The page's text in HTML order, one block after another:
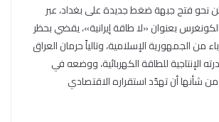
نحو فتح جبهة ضغط جديدة على بغداد، عبر
بعنوان «لا طاقة إيرانية»، يقضي بحظر
من الجمهورية الإسلامية، وتالياً حرمان العراق
من قدرته الإنتاجية للطاقة الكهربائية، ووضعه في
شأنها أن تهدّد استقراره الاقتصادي